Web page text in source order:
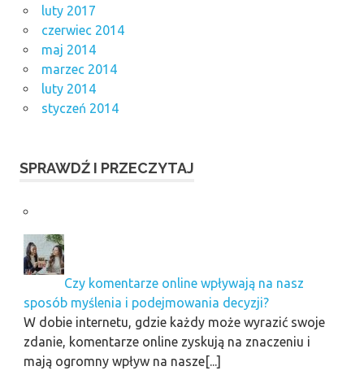
luty 2017
czerwiec 2014
maj 2014
marzec 2014
luty 2014
styczeń 2014
SPRAWDŹ I PRZECZYTAJ
Czy komentarze online wpływają na nasz
sposób myślenia i podejmowania decyzji?
W dobie internetu, gdzie każdy może wyrazić swoje
zdanie, komentarze online zyskują na znaczeniu i
mają ogromny wpływ na nasze[...]